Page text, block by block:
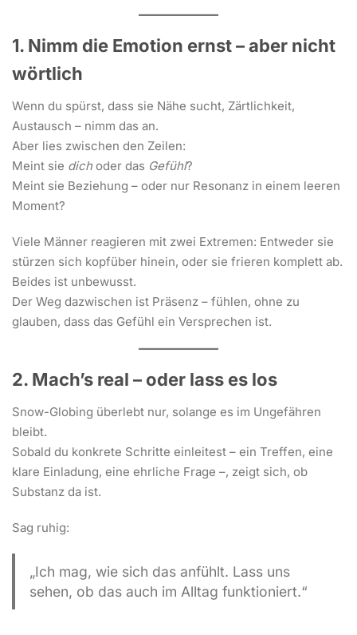
1. Nimm die Emotion ernst – aber nicht
wörtlich
Wenn du spürst, dass sie Nähe sucht, Zärtlichkeit,
Austausch – nimm das an.
Aber lies zwischen den Zeilen:
Meint sie dich oder das Gefühl?
Meint sie Beziehung – oder nur Resonanz in einem leeren
Moment?
Viele Männer reagieren mit zwei Extremen: Entweder sie
stürzen sich kopfüber hinein, oder sie frieren komplett ab.
Beides ist unbewusst.
Der Weg dazwischen ist Präsenz – fühlen, ohne zu
glauben, dass das Gefühl ein Versprechen ist.
2. Mach’s real – oder lass es los
Snow-Globing überlebt nur, solange es im Ungefähren
bleibt.
Sobald du konkrete Schritte einleitest – ein Treffen, eine
klare Einladung, eine ehrliche Frage –, zeigt sich, ob
Substanz da ist.
Sag ruhig:
„Ich mag, wie sich das anfühlt. Lass uns
sehen, ob das auch im Alltag funktioniert.“